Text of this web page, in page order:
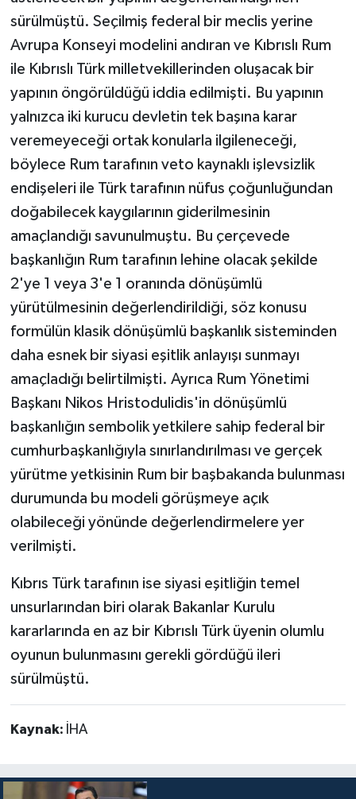
sürülmüştü. Seçilmiş federal bir meclis yerine
Avrupa Konseyi modelini andıran ve Kıbrıslı Rum
ile Kıbrıslı Türk milletvekillerinden oluşacak bir
yapının öngörüldüğü iddia edilmişti. Bu yapının
yalnızca iki kurucu devletin tek başına karar
veremeyeceği ortak konularla ilgileneceği,
böylece Rum tarafının veto kaynaklı işlevsizlik
endişeleri ile Türk tarafının nüfus çoğunluğundan
doğabilecek kaygılarının giderilmesinin
amaçlandığı savunulmuştu. Bu çerçevede
başkanlığın Rum tarafının lehine olacak şekilde
2'ye 1 veya 3'e 1 oranında dönüşümlü
yürütülmesinin değerlendirildiği, söz konusu
formülün klasik dönüşümlü başkanlık sisteminden
daha esnek bir siyasi eşitlik anlayışı sunmayı
amaçladığı belirtilmişti. Ayrıca Rum Yönetimi
Başkanı Nikos Hristodulidis'in dönüşümlü
başkanlığın sembolik yetkilere sahip federal bir
cumhurbaşkanlığıyla sınırlandırılması ve gerçek
yürütme yetkisinin Rum bir başbakanda bulunması
durumunda bu modeli görüşmeye açık
olabileceği yönünde değerlendirmelere yer
verilmişti.
Kıbrıs Türk tarafının ise siyasi eşitliğin temel
unsurlarından biri olarak Bakanlar Kurulu
kararlarında en az bir Kıbrıslı Türk üyenin olumlu
oyunun bulunmasını gerekli gördüğü ileri
sürülmüştü.
Kaynak: İHA